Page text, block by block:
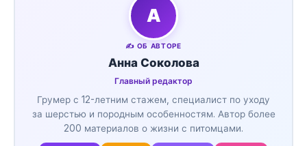
А
✍️ ОБ АВТОРЕ
Анна Соколова
Главный редактор
Грумер с 12-летним стажем, специалист по уходу
за шерстью и породным особенностям. Автор более
200 материалов о жизни с питомцами.